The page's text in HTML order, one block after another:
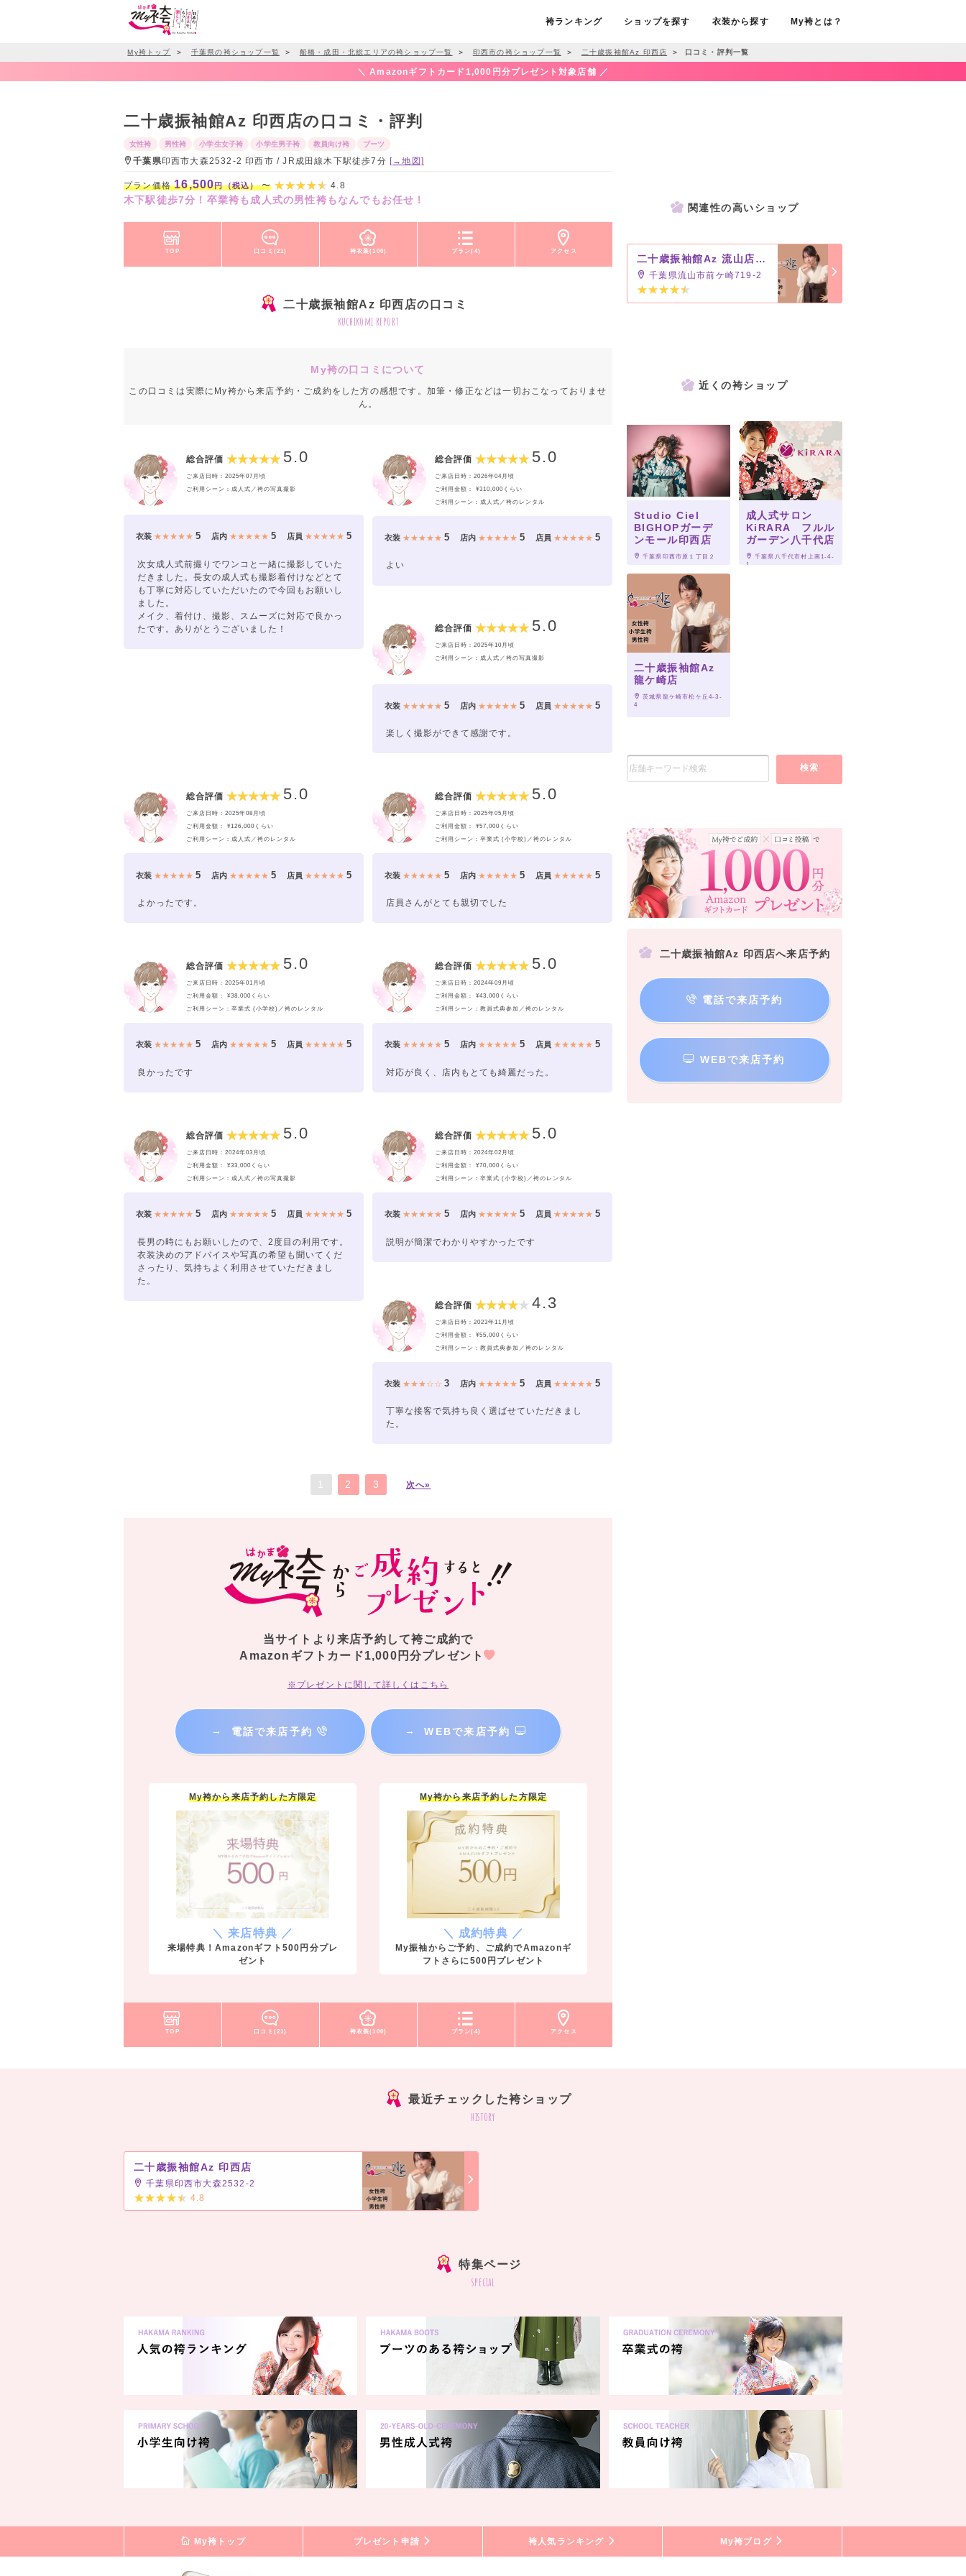
袴ランキング ショップを探す 衣装から探す My袴とは？
My袴トップ ＞ 千葉県の袴ショップ一覧 ＞ 船橋・成田・北総エリアの袴ショップ一覧 ＞ 印西市の袴ショップ一覧 ＞ 二十歳振袖館Az 印西店 ＞ 口コミ・評判一覧
＼ Amazonギフトカード1,000円分プレゼント対象店舗 ／
二十歳振袖館Az 印西店の口コミ・評判
女性袴 男性袴 小学生女子袴 小学生男子袴 教員向け袴 ブーツ
千葉県印西市大森2532-2 印西市 / JR成田線木下駅徒歩7分 [→地図]
プラン価格16,500円（税込）〜 4.8
木下駅徒歩7分！卒業袴も成人式の男性袴もなんでもお任せ！
TOP 口コミ(21) 袴衣装(100) プラン(4) アクセス
二十歳振袖館Az 印西店の口コミ
kuchikomi report
My袴の口コミについて
この口コミは実際にMy袴から来店予約・ご成約をした方の感想です。加筆・修正などは一切おこなっておりませ
ん。
総合評価 5.0
ご来店日時：2025年07月頃
ご利用シーン：成人式／袴の写真撮影
衣装 ★★★★★5 店内 ★★★★★ 5 店員 ★★★★★ 5
次女成人式前撮りでワンコと一緒に撮影していた
だきました。長女の成人式も撮影着付けなどとて
も丁寧に対応していただいたので今回もお願いし
ました。
メイク、着付け、撮影、スムーズに対応で良かっ
たです。ありがとうございました！
総合評価 5.0
ご来店日時：2026年04月頃
ご利用金額： ¥310,000くらい
ご利用シーン：成人式／袴のレンタル
衣装 ★★★★★5 店内 ★★★★★ 5 店員 ★★★★★ 5
よい
総合評価 5.0
ご来店日時：2025年10月頃
ご利用シーン：成人式／袴の写真撮影
衣装 ★★★★★5 店内 ★★★★★ 5 店員 ★★★★★ 5
楽しく撮影ができて感謝です。
総合評価 5.0
ご来店日時：2025年08月頃
ご利用金額： ¥126,000くらい
ご利用シーン：成人式／袴のレンタル
衣装 ★★★★★5 店内 ★★★★★ 5 店員 ★★★★★ 5
よかったです。
総合評価 5.0
ご来店日時：2025年05月頃
ご利用金額： ¥57,000くらい
ご利用シーン：卒業式 (小学校)／袴のレンタル
衣装 ★★★★★5 店内 ★★★★★ 5 店員 ★★★★★ 5
店員さんがとても親切でした
総合評価 5.0
ご来店日時：2025年01月頃
ご利用金額： ¥38,000くらい
ご利用シーン：卒業式 (小学校)／袴のレンタル
衣装 ★★★★★5 店内 ★★★★★ 5 店員 ★★★★★ 5
良かったです
総合評価 5.0
ご来店日時：2024年09月頃
ご利用金額： ¥43,000くらい
ご利用シーン：教員式典参加／袴のレンタル
衣装 ★★★★★5 店内 ★★★★★ 5 店員 ★★★★★ 5
対応が良く、店内もとても綺麗だった。
総合評価 5.0
ご来店日時：2024年03月頃
ご利用金額： ¥33,000くらい
ご利用シーン：成人式／袴の写真撮影
衣装 ★★★★★5 店内 ★★★★★ 5 店員 ★★★★★ 5
長男の時にもお願いしたので、2度目の利用です。
衣装決めのアドバイスや写真の希望も聞いてくだ
さったり、気持ちよく利用させていただきまし
た。
総合評価 5.0
ご来店日時：2024年02月頃
ご利用金額： ¥70,000くらい
ご利用シーン：卒業式 (小学校)／袴のレンタル
衣装 ★★★★★5 店内 ★★★★★ 5 店員 ★★★★★ 5
説明が簡潔でわかりやすかったです
総合評価 4.3
ご来店日時：2023年11月頃
ご利用金額： ¥55,000くらい
ご利用シーン：教員式典参加／袴のレンタル
衣装 ★★★☆☆3 店内 ★★★★★ 5 店員 ★★★★★ 5
丁寧な接客で気持ち良く選ばせていただきまし
た。
2 3 次へ»
当サイトより来店予約して袴ご成約で
Amazonギフトカード1,000円分プレゼント
※プレゼントに関して詳しくはこちら
→ 電話で来店予約 → WEBで来店予約
My袴から来店予約した方限定
＼ 来店特典 ／
来場特典！Amazonギフト500円分プレ
ゼント
My袴から来店予約した方限定
＼ 成約特典 ／
My振袖からご予約、ご成約でAmazonギ
フトさらに500円プレゼント
TOP 口コミ(21) 袴衣装(100) プラン(4) アクセス
関連性の高いショップ
二十歳振袖館Az 流山店（旧柏店）
千葉県流山市前ケ崎719-2
近くの袴ショップ
Studio Ciel
BIGHOPガーデ
ンモール印西店
千葉県印西市原１丁目２
成人式サロン
KiRARA フルル
ガーデン八千代店
千葉県八千代市村上南1-4-
1
二十歳振袖館Az
龍ケ崎店
茨城県龍ケ崎市松ケ丘4-3-
4
検索
二十歳振袖館Az 印西店へ来店予約
電話で来店予約
WEBで来店予約
最近チェックした袴ショップ
history
二十歳振袖館Az 印西店
千葉県印西市大森2532-2
4.8
特集ページ
special
My袴トップ プレゼント申請 袴人気ランキング My袴ブログ